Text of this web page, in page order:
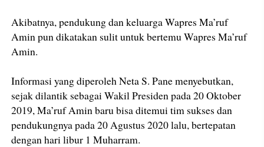
Akibatnya, pendukung dan keluarga Wapres Ma’ruf
Amin pun dikatakan sulit untuk bertemu Wapres Ma’ruf
Amin.
Informasi yang diperoleh Neta S. Pane menyebutkan,
sejak dilantik sebagai Wakil Presiden pada 20 Oktober
2019, Ma’ruf Amin baru bisa ditemui tim sukses dan
pendukungnya pada 20 Agustus 2020 lalu, bertepatan
dengan hari libur 1 Muharram.